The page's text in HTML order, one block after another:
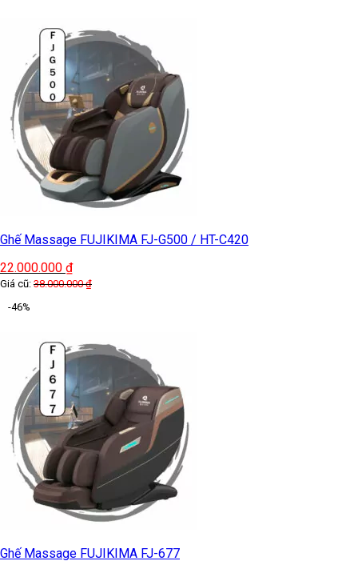
Ghế Massage FUJIKIMA FJ-G500 / HT-C420
22.000.000 ₫
Giá cũ: 38.000.000₫
-46%
Ghế Massage FUJIKIMA FJ-677